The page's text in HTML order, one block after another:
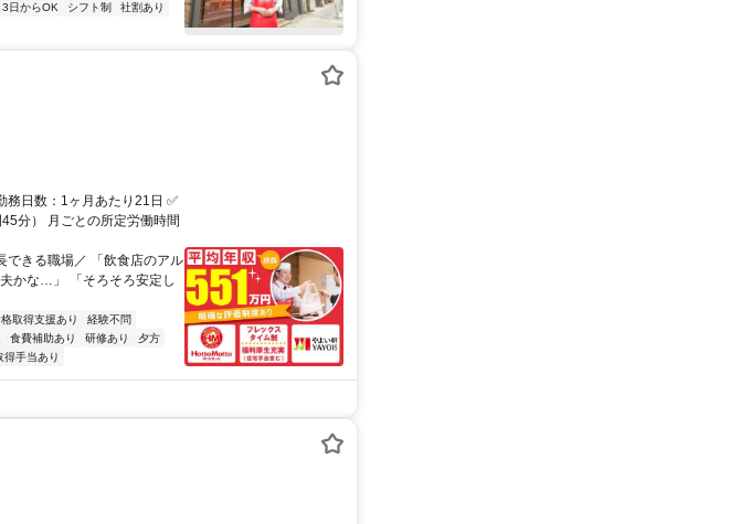
日からOK シフト制
社割あり
務日数：1ヶ月あたり21日 ✅
分） 月ごとの所定労働時間
できる職場／ 「飲食店のアル
かな…」 「そろそろ安定し
格取得支援あり
経験不問
食費補助あり 研修あり
夕方
得手当あり